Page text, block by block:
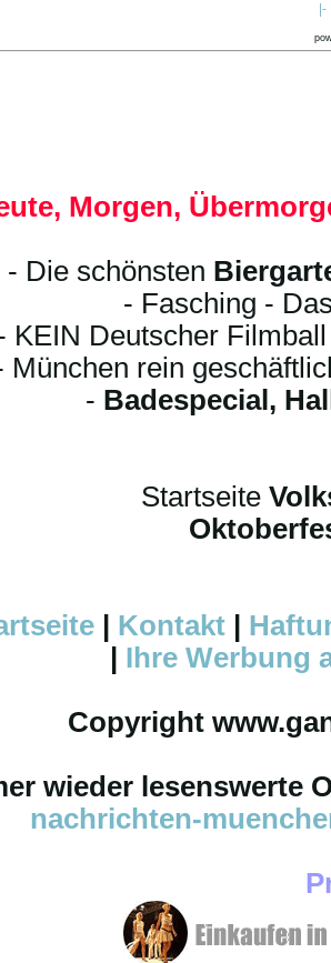
Morgen,
- Die schönsten
- Fasching -
KEIN Deutscher
München rein
- Badespecial,
Startseite
Kontakt
Ihre Werbung
Copyright
wieder lesenswerte
nachrichten-